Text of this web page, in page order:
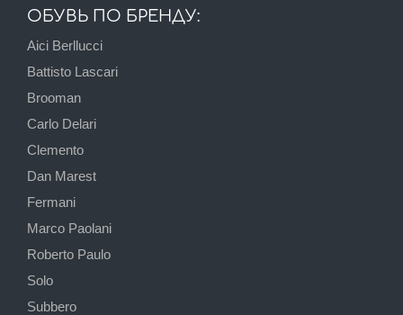
ОБУВЬ ПО БРЕНДУ:
Aici Berllucci
Battisto Lascari
Brooman
Carlo Delari
Clemento
Dan Marest
Fermani
Marco Paolani
Roberto Paulo
Solo
Subbero